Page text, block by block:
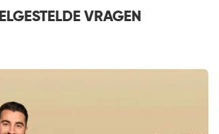
VRAGEN